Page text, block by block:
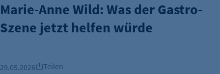
Marie-Anne Wild: Was der Gastro-
Szene jetzt helfen würde
29.05.2026 Teilen